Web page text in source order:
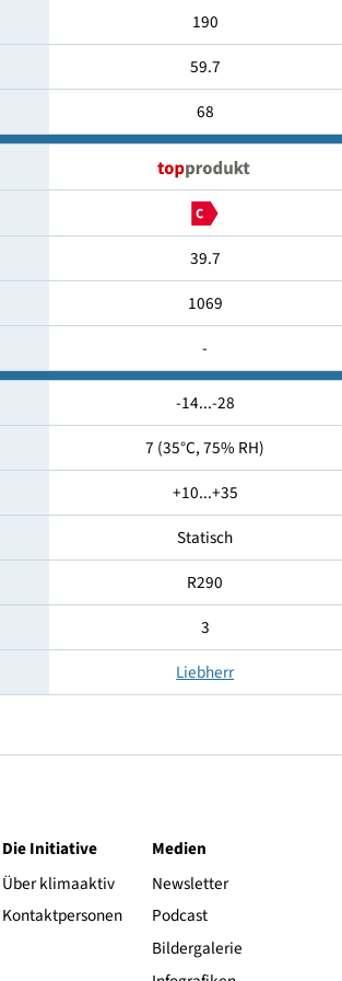
59.7
-14...-28
7 (35°C, 75% RH)
+10...+35
Statisch
R290
3